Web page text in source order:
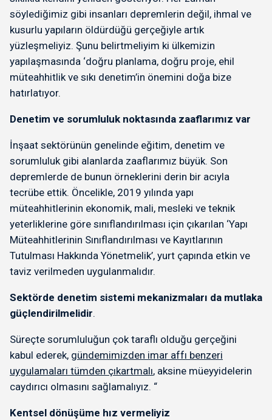
söylediğimiz gibi insanları depremlerin değil, ihmal ve
kusurlu yapıların öldürdüğü gerçeğiyle artık
yüzleşmeliyiz. Şunu belirtmeliyim ki ülkemizin
yapılaşmasında ‘doğru planlama, doğru proje, ehil
müteahhitlik ve sıkı denetim’in önemini doğa bize
hatırlatıyor.
Denetim ve sorumluluk noktasında zaaflarımız var
İnşaat sektörünün genelinde eğitim, denetim ve
sorumluluk gibi alanlarda zaaflarımız büyük. Son
depremlerde de bunun örneklerini derin bir acıyla
tecrübe ettik. Öncelikle, 2019 yılında yapı
müteahhitlerinin ekonomik, mali, mesleki ve teknik
yeterliklerine göre sınıflandırılması için çıkarılan ‘Yapı
Müteahhitlerinin Sınıflandırılması ve Kayıtlarının
Tutulması Hakkında Yönetmelik’, yurt çapında etkin ve
taviz verilmeden uygulanmalıdır.
Sektörde denetim sistemi mekanizmaları da mutlaka
güçlendirilmelidir.
Süreçte sorumluluğun çok taraflı olduğu gerçeğini
kabul ederek, gündemimizden imar affı benzeri
uygulamaları tümden çıkartmalı, aksine müeyyidelerin
caydırıcı olmasını sağlamalıyız. “
Kentsel dönüşüme hız vermeliyiz